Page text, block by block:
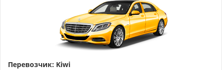
Перевозчик: Kiwi